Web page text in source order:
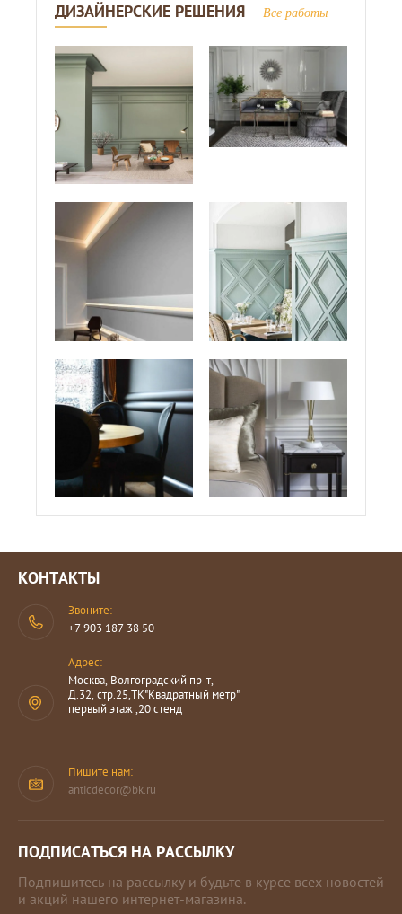
ДИЗАЙНЕРСКИЕ РЕШЕНИЯ Все работы
КОНТАКТЫ
Звоните:
+7 903 187 38 50
Адрес:
Москва, Волгоградский пр-т,
Д.32, стр.25,ТК"Квадратный метр"
первый этаж ,20 стенд
Пишите нам:
anticdecor@bk.ru
ПОДПИСАТЬСЯ НА РАССЫЛКУ
Подпишитесь на рассылку и будьте в курсе всех новостей
и акций нашего интернет-магазина.